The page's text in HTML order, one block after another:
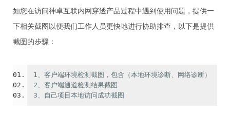
如您在访问神卓互联内网穿透产品过程中遇到使用问题，提供一
下相关截图以便我们工作人员更快地进行协助排查，以下是提供
截图的步骤：
1、客户端环境检测截图，包含（本地环境诊断、网络诊断）
2、客户端通道检测结果截图
3、自己项目本地访问成功截图